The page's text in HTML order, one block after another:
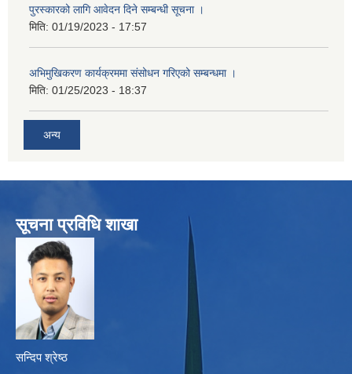
पुरस्कारको लागि आवेदन दिने सम्बन्धी सूचना ।
मिति: 01/19/2023 - 17:57
अभिमुखिकरण कार्यक्रममा संसोधन गरिएको सम्बन्धमा ।
मिति: 01/25/2023 - 18:37
अन्य
सूचना प्रविधि शाखा
सन्दिप श्रेष्ठ